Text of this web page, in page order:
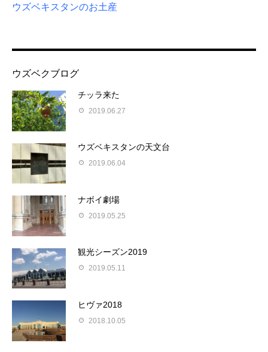
ウズベキスタンのお土産
ウズベクブログ
チッラ来た
2019.06.27
ウズベキスタンの天文台
2019.06.04
ナボイ劇場
2019.05.25
観光シーズン2019
2019.05.11
ヒヴァ2018
2018.10.05